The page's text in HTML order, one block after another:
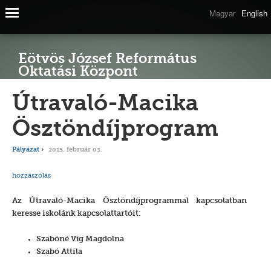
Magyar English
Eötvös József Református
Oktatási Központ
Útravaló-Macika
Ösztöndíjprogram
Pályázat 2015. február 03.
hozzászólás
Az Útravaló-Macika Ösztöndíjprogrammal kapcsolatban
keresse iskolánk kapcsolattartóit:
Szabóné Víg Magdolna
Szabó Attila